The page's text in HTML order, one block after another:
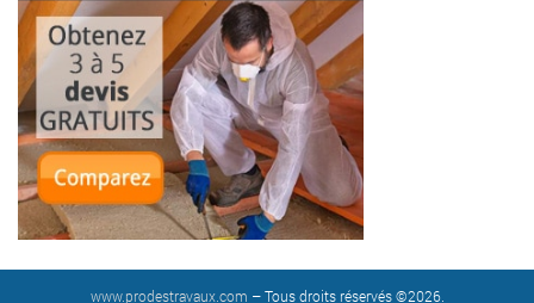
www.prodestravaux.com – Tous droits réservés ©2026.